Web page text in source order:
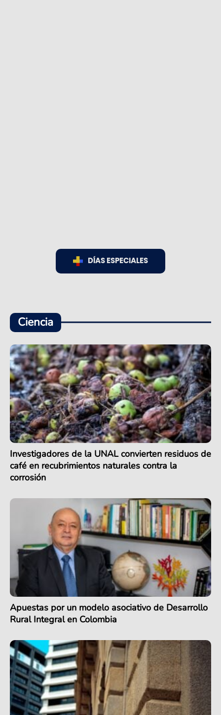
DÍAS ESPECIALES
Ciencia
Investigadores de la UNAL convierten residuos de
café en recubrimientos naturales contra la
corrosión
Apuestas por un modelo asociativo de Desarrollo
Rural Integral en Colombia